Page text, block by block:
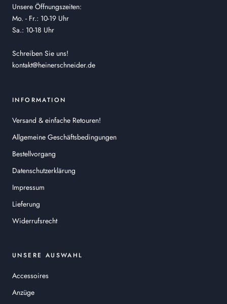
Unsere Öffnungszeiten:
Mo. - Fr.: 10-19 Uhr
Sa.: 10-18 Uhr
Schreiben Sie uns!
kontakt@heinerschneider.de
INFORMATION
Versand & einfache Retouren!
Allgemeine Geschäftsbedingungen
Bestellvorgang
Datenschutzerklärung
Impressum
Lieferung
Widerrufsrecht
UNSERE AUSWAHL
Accessoires
Anzüge